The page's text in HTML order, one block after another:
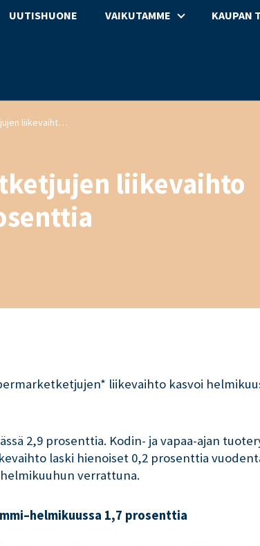
UUTISHUONE VAIKUTAMME KAUPAN
Tavaratalo- ja hypermarketketjujen liikevaihto kasvoi helmikuussa 2,8 prosenttia
liikevaihto
liikevaihto kasvoi
2,9 prosenttia. Kodin- ja vapaa-ajan
laski hienoiset 0,2 prosenttia
verrattuna.
1,7 prosenttia